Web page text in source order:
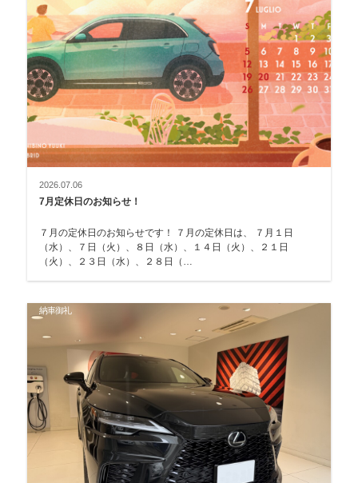
2026.07.06
7月定休日のお知らせ！
７月の定休日のお知らせです！ ７月の定休日は、 ７月１日
（水）、７日（火）、８日（水）、１４日（火）、２１日
（火）、２３日（水）、２８日（…
納車御礼